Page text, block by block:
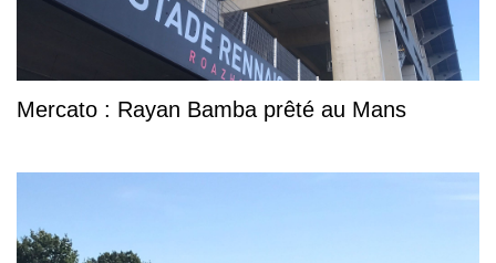
Mercato : Rayan Bamba prêté au Mans